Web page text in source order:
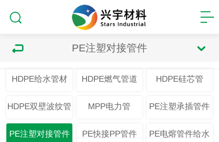
PE注塑对接管件
HDPE给水管材 HDPE燃气管道 HDPE硅芯管
HDPE双壁波纹管 MPP电力管 PE注塑承插管件
PE注塑对接管件 PE快接PP管件 PE电熔管件给水